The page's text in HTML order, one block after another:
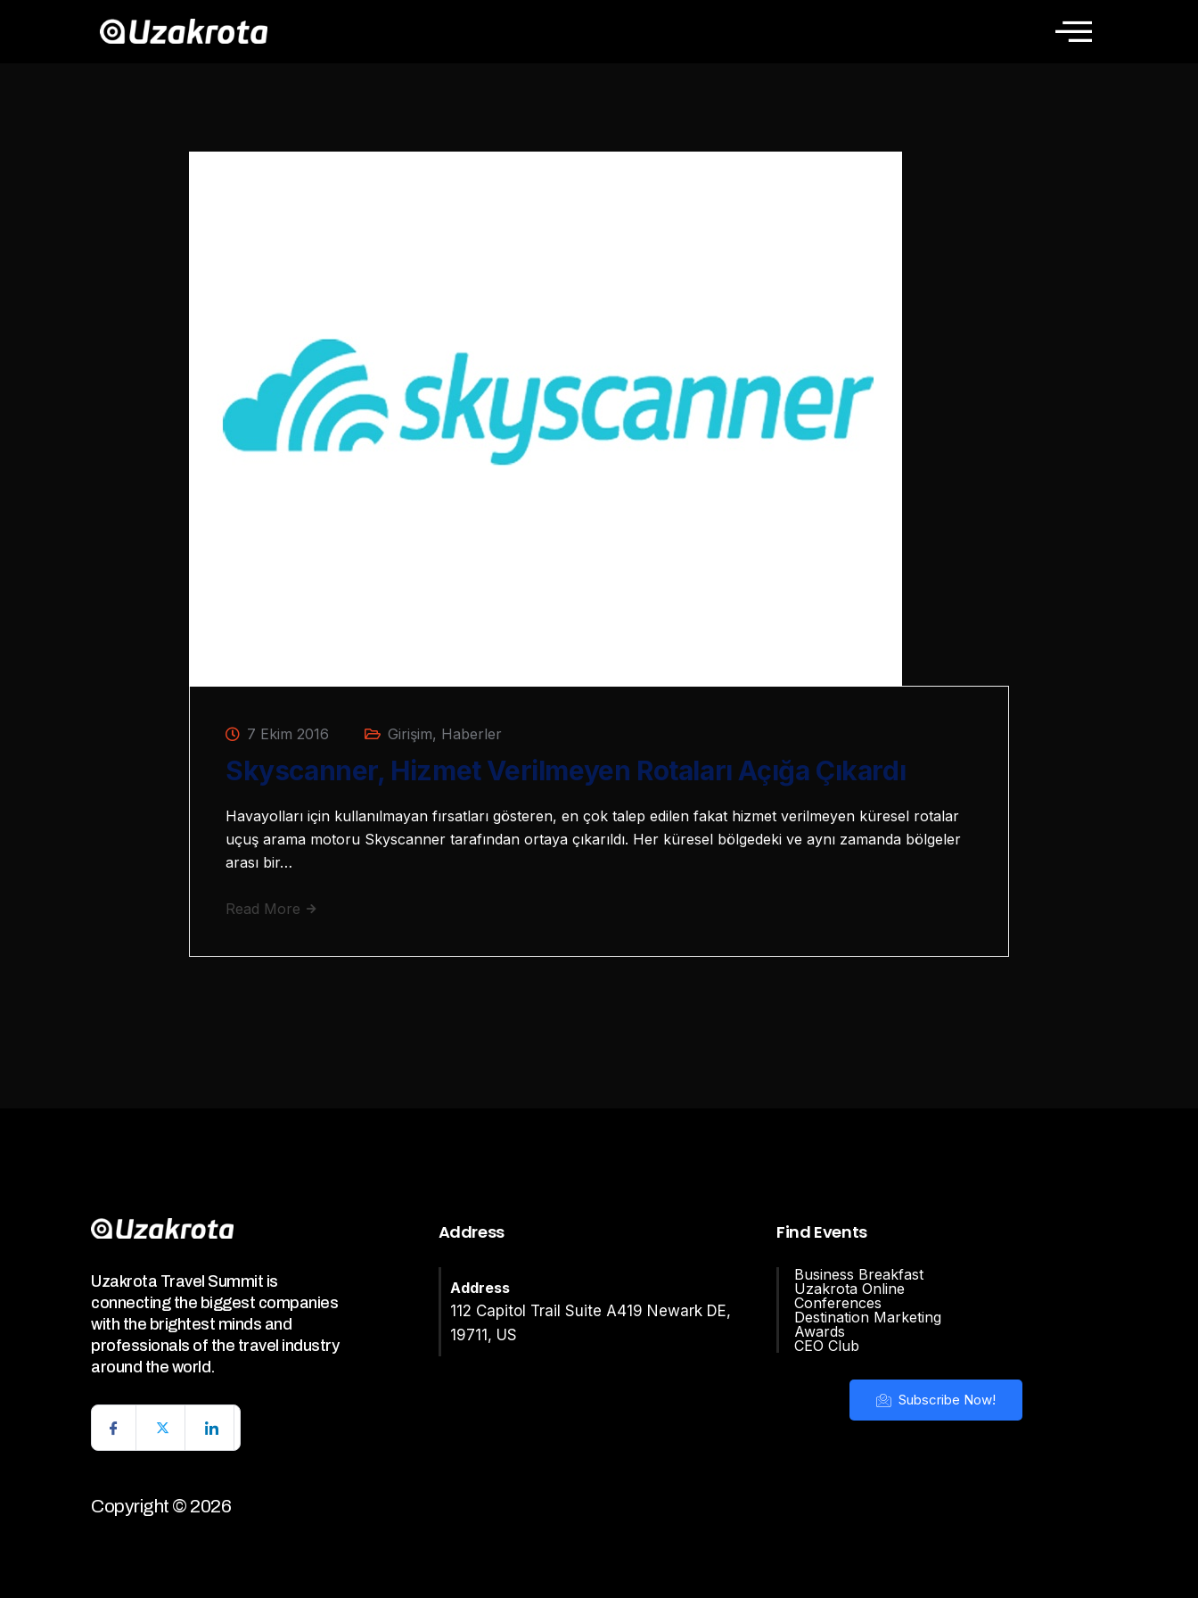
7 Ekim 2016 Girişim, Haberler
Skyscanner, Hizmet Verilmeyen Rotaları Açığa Çıkardı
Havayolları için kullanılmayan fırsatları gösteren, en çok talep edilen fakat hizmet verilmeyen küresel rotalar
uçuş arama motoru Skyscanner tarafından ortaya çıkarıldı. Her küresel bölgedeki ve aynı zamanda bölgeler
arası bir…
Read More
Uzakrota Travel Summit is
connecting the biggest companies
with the brightest minds and
professionals of the travel industry
around the world.
Copyright © 2026
Address
Address
112 Capitol Trail Suite A419 Newark DE,
19711, US
Find Events
Business Breakfast
Uzakrota Online
Conferences
Destination Marketing
Awards
CEO Club
Subscribe Now!